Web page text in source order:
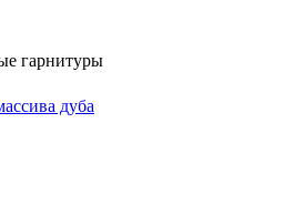
гарнитуры
дуба